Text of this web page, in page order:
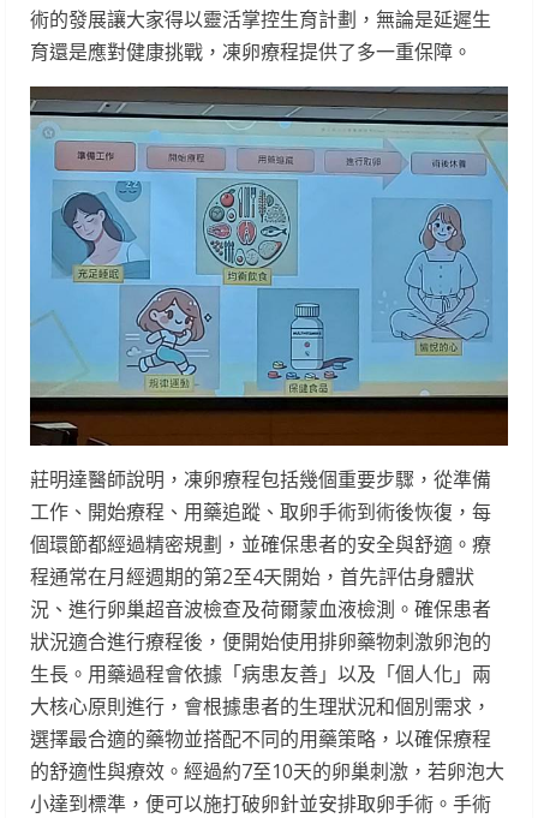
術的發展讓大家得以靈活掌控生育計劃，無論是延遲生
育還是應對健康挑戰，凍卵療程提供了多一重保障。
莊明達醫師說明，凍卵療程包括幾個重要步驟，從準備
工作、開始療程、用藥追蹤、取卵手術到術後恢復，每
個環節都經過精密規劃，並確保患者的安全與舒適。療
程通常在月經週期的第2至4天開始，首先評估身體狀
況、進行卵巢超音波檢查及荷爾蒙血液檢測。確保患者
狀況適合進行療程後，便開始使用排卵藥物刺激卵泡的
生長。用藥過程會依據「病患友善」以及「個人化」兩
大核心原則進行，會根據患者的生理狀況和個別需求，
選擇最合適的藥物並搭配不同的用藥策略，以確保療程
的舒適性與療效。經過約7至10天的卵巢刺激，若卵泡大
小達到標準，便可以施打破卵針並安排取卵手術。手術